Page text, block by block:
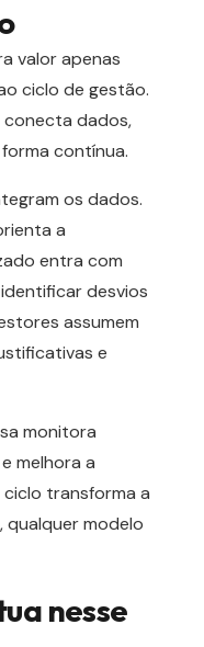
valor apenas
ciclo de gestão.
conecta dados,
contínua.
os dados.
a
entra com
desvios
assumem
e
monitora
melhora a
ciclo transforma a
qualquer modelo
nesse